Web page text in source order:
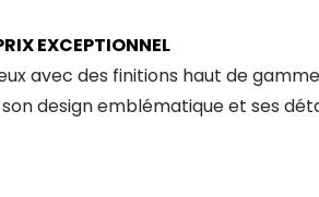
EXCEPTIONNEL
avec des finitions haut de
design emblématique et ses